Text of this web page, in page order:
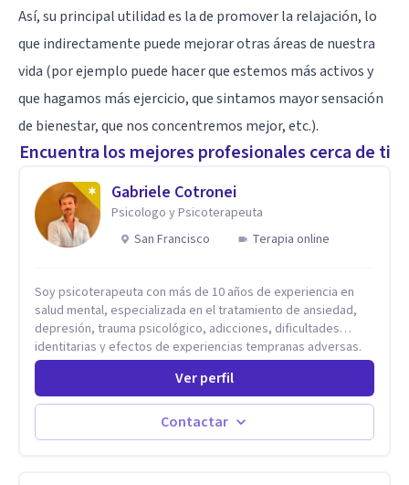
Así, su principal utilidad es la de promover la relajación, lo
que indirectamente puede mejorar otras áreas de nuestra
vida (por ejemplo puede hacer que estemos más activos y
que hagamos más ejercicio, que sintamos mayor sensación
de bienestar, que nos concentremos mejor, etc.).
Encuentra los mejores profesionales cerca de ti
Gabriele Cotronei
Psicologo y Psicoterapeuta
San Francisco
Terapia online
Soy psicoterapeuta con más de 10 años de experiencia en
salud mental, especializada en el tratamiento de ansiedad,
depresión, trauma psicológico, adicciones, dificultades
identitarias y efectos de experiencias tempranas adversas.
Ofrezco un espacio terapéutico seguro, confidencial y
profundamente humano, donde el dolor emocional puede
transformarse en autoconocimiento, regulación emocional y
psicoanálisis, terapia somática y de trauma, psicología
Ver perfil
Contactar